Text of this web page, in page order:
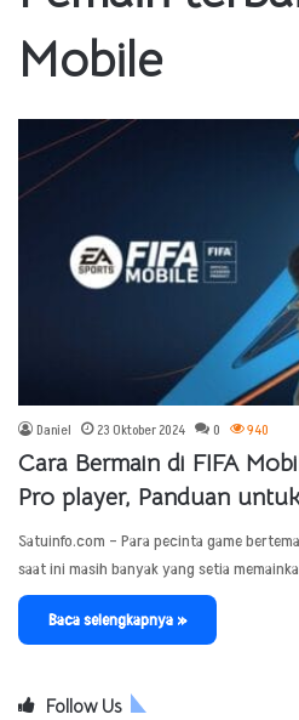
Mobile
Daniel 23 Oktober 2024 0 940
Cara Bermain di FIFA
Pro player, Panduan
Satuinfo.com – Para pecinta game
saat ini masih banyak yang setia
Baca selengkapnya »
Follow Us